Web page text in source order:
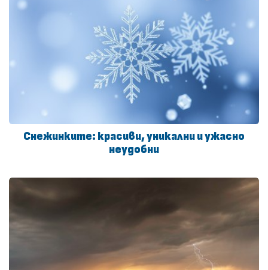
Снежинките: красиви, уникални и ужасно
неудобни